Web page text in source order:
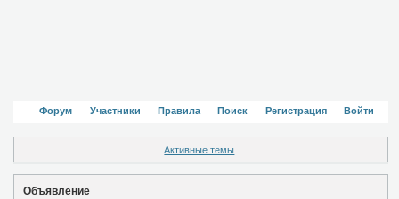
Форум Участники Правила Поиск Регистрация Войти
Активные темы
Объявление